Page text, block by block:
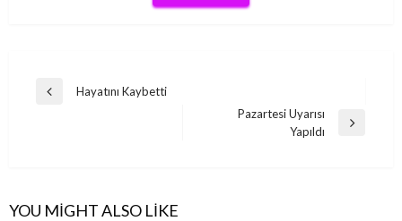
Yazı
Previous
Hayatını Kaybetti
Pazartesi Uyarısı
Yapıldı
YOU MIGHT ALSO LIKE